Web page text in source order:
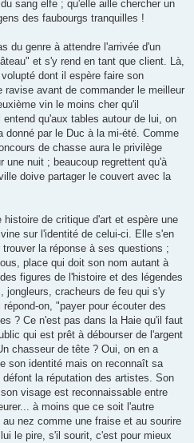
sang elfe ; qu'elle aille chercher un
des faubourgs tranquilles !
du genre à attendre l'arrivée d'un
et s'y rend en tant que client. Là,
dont il espère faire son
avant de commander le meilleur
vin le moins cher qu'il
qu'aux tables autour de lui, on
donné par le Duc à la mi-été. Comme
de chasse aura le privilège
une nuit ; beaucoup regrettent qu'à
doive partager le couvert avec la
de critique d'art et espère une
sur l'identité de celui-ci. Elle s'en
la réponse à ses questions ;
place qui doit son nom autant à
figures de l'histoire et des légendes
jongleurs, cracheurs de feu qui s'y
on, "payer pour écouter des
? Ce n'est pas dans la Haie qu'il faut
qui est prêt à débourser de l'argent
chasseur de tête ? Oui, on en a
son identité mais on reconnaît sa
la réputation des artistes. Son
visage est reconnaissable entre
à moins que ce soit l'autre
nez comme une fraise et au sourire
le pire, s'il sourit, c'est pour mieux